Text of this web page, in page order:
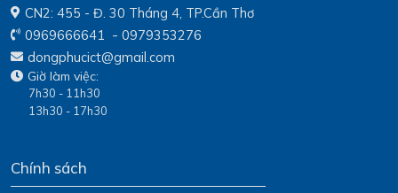
CN2: 455 - Đ. 30 Tháng 4, TP.Cần Thơ
0969666641 - 0979353276
dongphucict@gmail.com
Giờ làm việc:
7h30 - 11h30
13h30 - 17h30
Chính sách